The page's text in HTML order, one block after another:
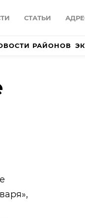
СТАТЬИ
РАЙОНОВ